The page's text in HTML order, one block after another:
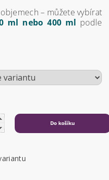
– můžete vybírat
ml nebo 400 ml podle